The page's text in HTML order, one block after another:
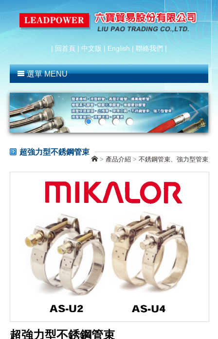
| 回首頁 | 中文版 | English | 聯絡我們 |
選單 MENU
超強力型不銹鋼管束
> 產品介紹 > 不銹鋼管束、強力型管束
超強力型不銹鋼管束